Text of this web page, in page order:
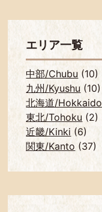
エリア一覧
中部/Chubu (10)
九州/Kyushu (10)
北海道/Hokkaido
東北/Tohoku (2)
近畿/Kinki (6)
関東/Kanto (37)